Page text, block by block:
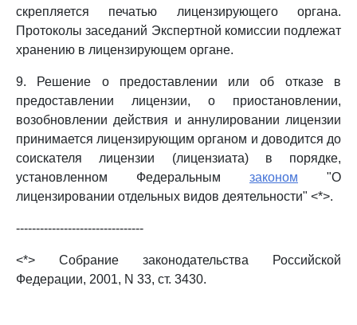
скрепляется печатью лицензирующего органа.
Протоколы заседаний Экспертной комиссии подлежат
хранению в лицензирующем органе.
9. Решение о предоставлении или об отказе в
предоставлении лицензии, о приостановлении,
возобновлении действия и аннулировании лицензии
принимается лицензирующим органом и доводится до
соискателя лицензии (лицензиата) в порядке,
установленном Федеральным законом "О
лицензировании отдельных видов деятельности" <*>.
--------------------------------
<*> Собрание законодательства Российской
Федерации, 2001, N 33, ст. 3430.